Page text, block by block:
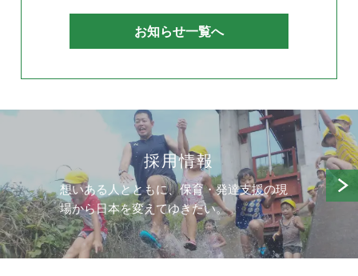
お知らせ一覧へ
採用情報
想いある人とともに、保育・発達支援の現
場から日本を変えてゆきたい。